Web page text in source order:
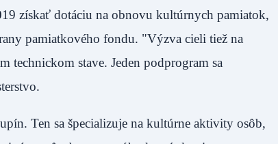
získať dotáciu na obnovu kultúrnych pamiatok,
pamiatkového fondu. "Výzva cieli tiež na
technickom stave. Jeden podprogram sa
Ten sa špecializuje na kultúrne aktivity osôb,